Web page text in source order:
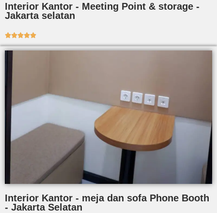
Interior Kantor - Meeting Point & storage -
Jakarta selatan

Interior Kantor - meja dan sofa Phone Booth
- Jakarta Selatan